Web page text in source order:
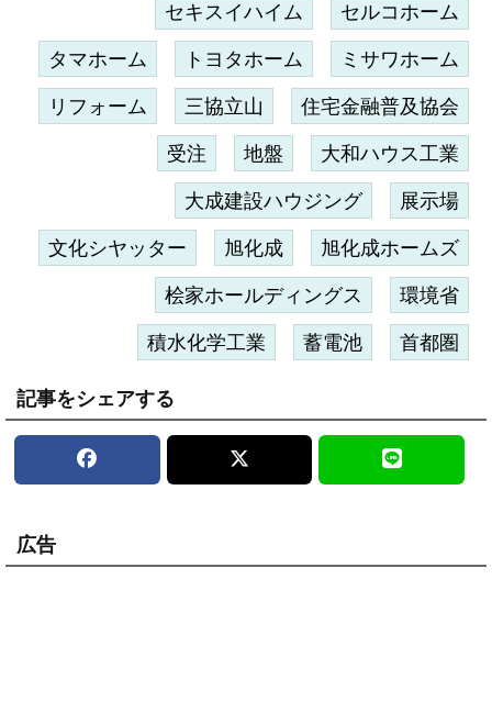
セキスイハイム セルコホーム
タマホーム トヨタホーム ミサワホーム
リフォーム 三協立山 住宅金融普及協会
受注 地盤 大和ハウス工業
大成建設ハウジング 展示場
文化シヤッター 旭化成 旭化成ホームズ
桧家ホールディングス 環境省
積水化学工業 蓄電池 首都圏
記事をシェアする
広告